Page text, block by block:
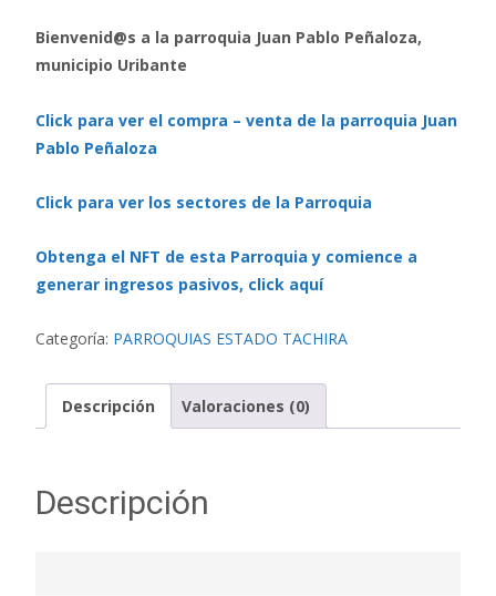
Bienvenid@s a la parroquia Juan Pablo Peñaloza,
municipio Uribante
Click para ver el compra – venta de la parroquia Juan
Pablo Peñaloza
Click para ver los sectores de la Parroquia
Obtenga el NFT de esta Parroquia y comience a
generar ingresos pasivos, click aquí
Categoría: PARROQUIAS ESTADO TACHIRA
Descripción Valoraciones (0)
Descripción